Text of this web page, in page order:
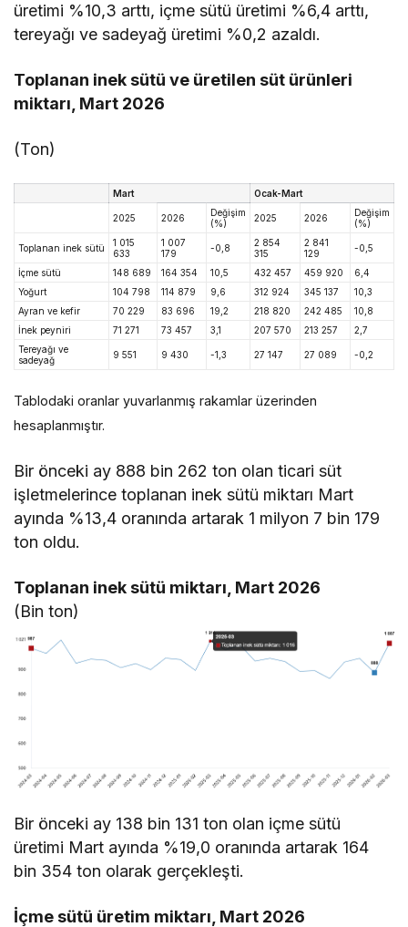
üretimi %10,3 arttı, içme sütü üretimi %6,4 arttı,
tereyağı ve sadeyağ üretimi %0,2 azaldı.
Toplanan inek sütü ve üretilen süt ürünleri
miktarı, Mart 2026
(Ton)
Mart Ocak-Mart
2025 2026
Değişim
(%)
2025 2026
Değişim
(%)
Toplanan inek sütü
1 015
633
1 007
179
-0,8
2 854
315
2 841
129
-0,5
İçme sütü 148 689 164 354 10,5 432 457 459 920
6,4
Yoğurt
104 798 114 879 9,6 312 924 345 137
10,3
Ayran ve kefir
70 229 83 696 19,2 218 820 242 485
10,8
İnek peyniri
71 271 73 457 3,1 207 570 213 257
2,7
Tereyağı ve
sadeyağ
9 551 9 430 -1,3 27 147 27 089 -0,2
Tablodaki oranlar yuvarlanmış rakamlar üzerinden
hesaplanmıştır.
Bir önceki ay 888 bin 262 ton olan ticari süt
işletmelerince toplanan inek sütü miktarı Mart
ayında %13,4 oranında artarak 1 milyon 7 bin 179
ton oldu.
Toplanan inek sütü miktarı, Mart 2026
(Bin ton)
Bir önceki ay 138 bin 131 ton olan içme sütü
üretimi Mart ayında %19,0 oranında artarak 164
bin 354 ton olarak gerçekleşti.
İçme sütü üretim miktarı, Mart 2026